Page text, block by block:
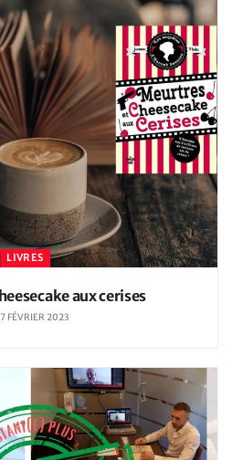
LIVRES
aux cerises
FÉVRIER 2023